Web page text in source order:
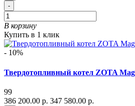
-
В корзину
Купить в 1 клик
- 10%
Твердотопливный котел ZOTA
99
386 200.00 р. 347 580.00 р.